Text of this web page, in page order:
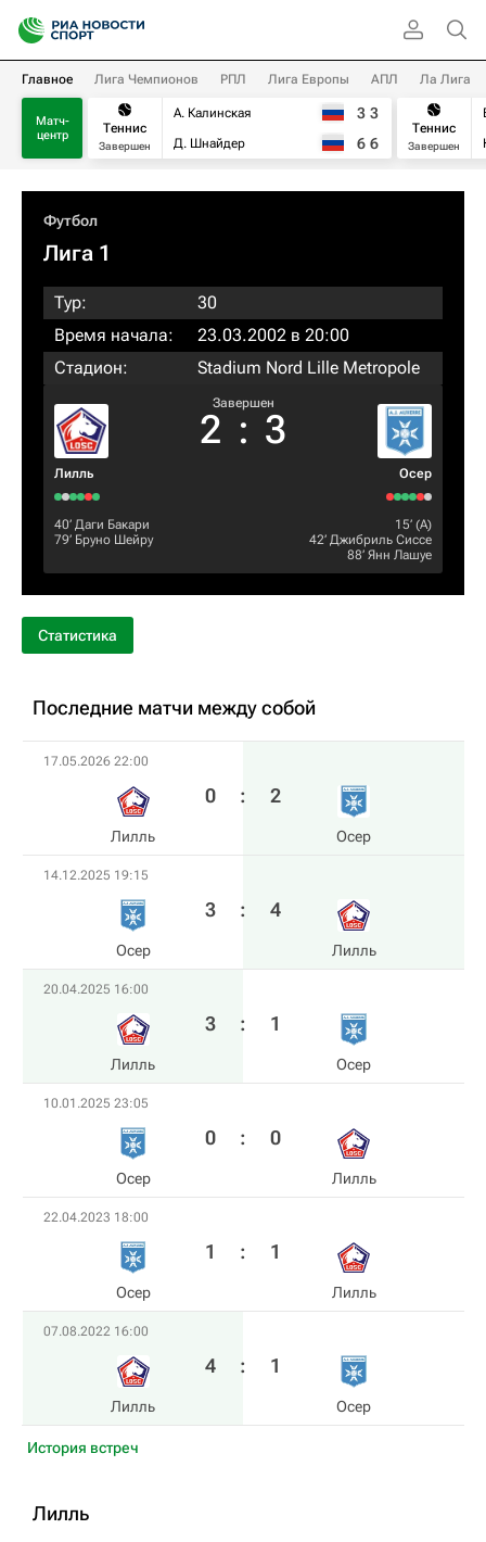
Главное Лига Чемпионов РПЛ Лига Европы АПЛ Ла Лига
Матч-
центр
Теннис
Завершен
А. Калинская
Д. Шнайдер
3 3
6 6
Теннис
Завершен
Футбол
Лига 1
Тур:
30
Время начала:
23.03.2002 в 20:00
Стадион:
Stadium Nord Lille Metropole
Лилль
Завершен
2 : 3
Осер
40‎’‎ Даги Бакари
79‎’‎ Бруно Шейру
15‎’‎ (А)
42‎’‎ Джибриль Сиссе
88‎’‎ Янн Лашуе
Статистика
Последние матчи между собой
17.05.2026 22:00
Лилль
0 : 2
Осер
14.12.2025 19:15
Осер
3 : 4
Лилль
20.04.2025 16:00
Лилль
3 : 1
Осер
10.01.2025 23:05
Осер
0 : 0
Лилль
22.04.2023 18:00
Осер
1 : 1
Лилль
07.08.2022 16:00
Лилль
4 : 1
Осер
История встреч
Лилль